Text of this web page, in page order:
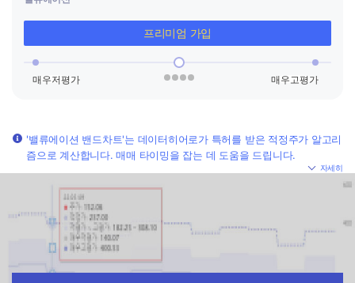
프리미엄 가입
'밸류에이션 밴드차트'는 데이터히어로가 특허를 받은 적정주가 알고리
즘으로 계산합니다. 매매 타이밍을 잡는 데 도움을 드립니다.
자세히